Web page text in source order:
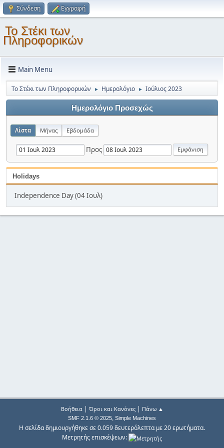
Σύνδεση Εγγραφή
Το Στέκι των
Πληροφορικών
Main Menu
Το Στέκι των Πληροφορικών ► Ημερολόγιο ► Ιούλιος 2023
Ημερολόγιο Προσεχώς
Λίστα Μήνας Εβδομάδα
Προς
Holidays
Independence Day (04 Ιουλ)
Βοήθεια| Όροι και Κανόνες| Πάνω ▲
SMF 2.1.6 © 2025, Simple Machines
Η σελίδα δημιουργήθηκε σε 0.059 δευτερόλεπτα με 20 ερωτήματα.
Μετρητής επισκέψεων: